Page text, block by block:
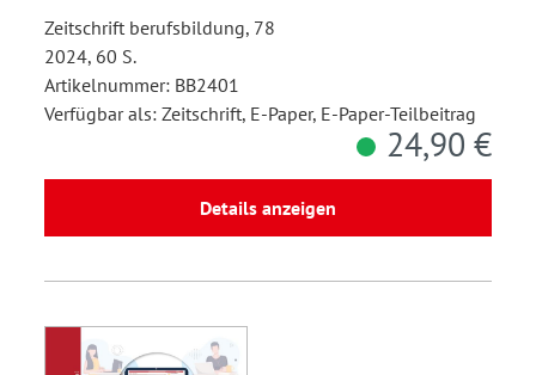
Zeitschrift berufsbildung, 78
2024, 60 S.
Artikelnummer: BB2401
Verfügbar als: Zeitschrift, E-Paper, E-Paper-Teilbeitrag
24,90 €
Details anzeigen